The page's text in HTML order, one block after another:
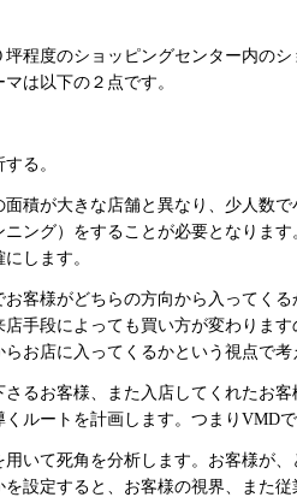
程度のショッピングセンター内のシ
は以下の２点です。
る。
積が大きな店舗と異なり、少人数
ング）をすることが必要となりま
します。
客様がどちらの方向から入ってくる
手段によっても買い方が変わりま
お店に入ってくるかという視点で考
るお客様、また入店してくれたお
ルートを計画します。つまりVMDで
いて死角を分析します。お客様が、
設定すると、お客様の視界、また